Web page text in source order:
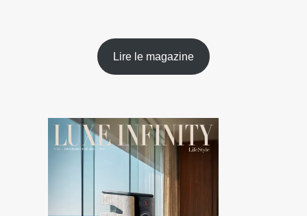
Lire le magazine